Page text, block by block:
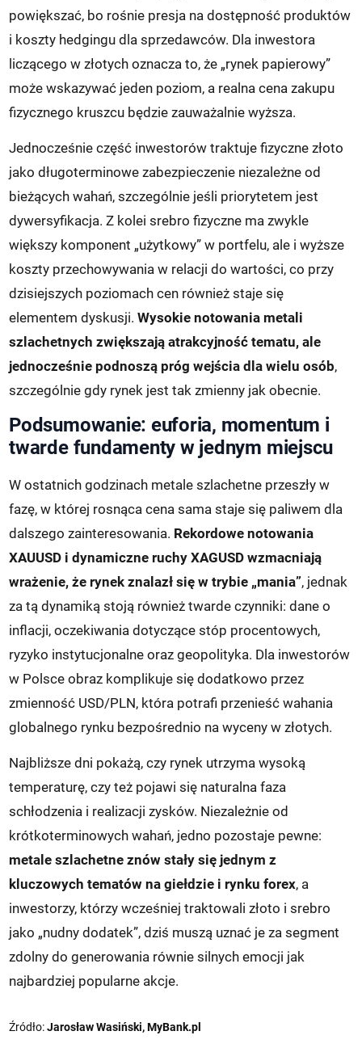
powiększać, bo rośnie presja na dostępność produktów
i koszty hedgingu dla sprzedawców. Dla inwestora
liczącego w złotych oznacza to, że „rynek papierowy”
może wskazywać jeden poziom, a realna cena zakupu
fizycznego kruszcu będzie zauważalnie wyższa.
Jednocześnie część inwestorów traktuje fizyczne złoto
jako długoterminowe zabezpieczenie niezależne od
bieżących wahań, szczególnie jeśli priorytetem jest
dywersyfikacja. Z kolei srebro fizyczne ma zwykle
większy komponent „użytkowy” w portfelu, ale i wyższe
koszty przechowywania w relacji do wartości, co przy
dzisiejszych poziomach cen również staje się
elementem dyskusji.Wysokie notowania metali
szlachetnych zwiększają atrakcyjność tematu, ale
jednocześnie podnoszą próg wejścia dla wielu osób,
szczególnie gdy rynek jest tak zmienny jak obecnie.
Podsumowanie: euforia, momentum i
twarde fundamenty w jednym miejscu
W ostatnich godzinach metale szlachetne przeszły w
fazę, w której rosnąca cena sama staje się paliwem dla
dalszego zainteresowania. Rekordowe notowania
XAUUSD i dynamiczne ruchy XAGUSD wzmacniają
wrażenie, że rynek znalazł się w trybie „mania”, jednak
za tą dynamiką stoją również twarde czynniki: dane o
inflacji, oczekiwania dotyczące stóp procentowych,
ryzyko instytucjonalne oraz geopolityka. Dla inwestorów
w Polsce obraz komplikuje się dodatkowo przez
zmienność USD/PLN, która potrafi przenieść wahania
globalnego rynku bezpośrednio na wyceny w złotych.
Najbliższe dni pokażą, czy rynek utrzyma wysoką
temperaturę, czy też pojawi się naturalna faza
schłodzenia i realizacji zysków. Niezależnie od
krótkoterminowych wahań, jedno pozostaje pewne:
metale szlachetne znów stały się jednym z
kluczowych tematów na giełdzie i rynku forex, a
inwestorzy, którzy wcześniej traktowali złoto i srebro
jako „nudny dodatek”, dziś muszą uznać je za segment
zdolny do generowania równie silnych emocji jak
najbardziej popularne akcje.
Źródło:Jarosław Wasiński, MyBank.pl